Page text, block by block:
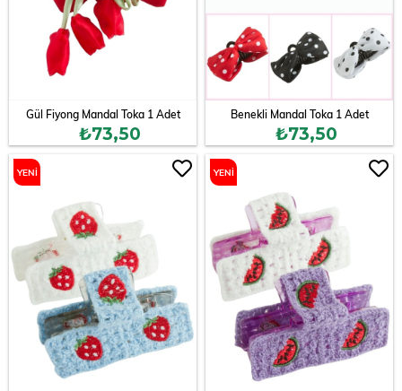
Gül Fiyong Mandal Toka 1 Adet
₺73,50
Benekli Mandal Toka 1 Adet
₺73,50
YENI YENI